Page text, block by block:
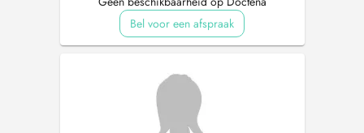
Bel voor een afspraak